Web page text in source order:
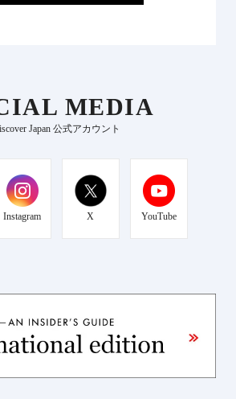
MEDIA
Japan 公式アカウント
Instagram X YouTube